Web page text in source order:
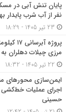
نفر از آب شرب پایدار
پروژه
مرزی چیلات دهلران
ایمن‌سازی محورهای
اجرای عملیات خط‌کشی
حسینی